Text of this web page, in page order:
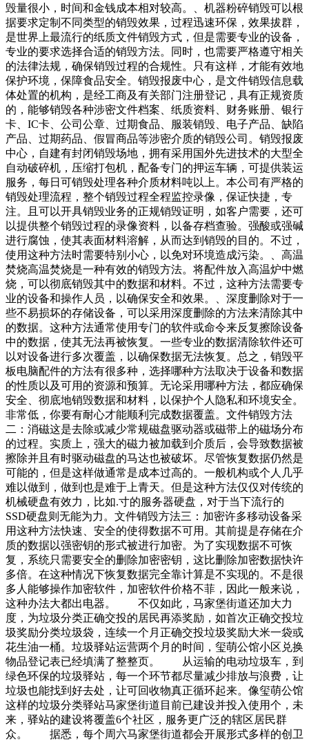
毁量很小，时间和金钱成本相对较高。、机器粉碎销毁可以根
据要求定制不同类型的销毁效果，过程迅速环保，效果拔群，
是世界上最流行的纸质文件销毁方式，但是需要专业的设备，
专业的要求选择合适的销毁方法。同时，也需要严格遵守相关
的法律法规，确保销毁过程的合规性。只有这样，才能有效地
保护环境，保障食品安全。销毁报废中心，是文件销毁信息载
体处置的机构，是经工商及有关部门注册登记，具有正规资质
的，能够销毁各种涉密文件档案、纸质资料、财务账册、银行
卡、IC卡、公司公章、过期食品、服装销毁、电子产品、缺陷
产品、过期药品、假冒商品等涉密介质的销毁公司。销毁报废
中心，自建有封闭销毁场地，拥有采用国外先进技术的大型全
自动破碎机，压缩打包机，配备专门的押运车辆，可提供装运
服务，每日可销毁处理各种介质材料吨以上。本公司有严格的
销毁处理流程，整个销毁过程全程监控录像，保证快捷，专
注。且可以开具销毁业务的正规销毁证明，如客户需要，还可
以提供整个销毁过程的录像资料，以备存档查验。强酸或强碱
进行腐蚀，使其表面材料溶解，从而达到销毁的目的。不过，
使用这种方法时需要特别小心，以免对环境造成污染。、高温
焚烧高温焚烧是一种有效的销毁方法。将配件放入高温炉中燃
烧，可以彻底销毁其中的数据和材料。不过，这种方法需要专
业的设备和操作人员，以确保安全和效果。、深度删除对于一
些不易损坏的存储设备，可以采用深度删除的方法来清除其中
的数据。这种方法通常使用专门的软件或命令来反复擦除设备
中的数据，使其无法再被恢复。一些专业的数据清除软件还可
以对设备进行多次覆盖，以确保数据无法恢复。总之，销毁平
板电脑配件的方法有很多种，选择哪种方法取决于设备和数据
的性质以及可用的资源和预算。无论采用哪种方法，都应确保
安全、彻底地销毁数据和材料，以保护个人隐私和环境安全。
非常低，你要有耐心才能顺利完成数据覆盖。文件销毁方法
二：消磁这是去除或减少常规磁盘驱动器或磁带上的磁场分布
的过程。实质上，强大的磁力被加载到介质后，会导致数据被
擦除并且有时驱动磁盘的马达也被破坏。尽管恢复数据仍然是
可能的，但是这样做通常是成本过高的。一般机构或个人几乎
难以做到，做到也是难于上青天。但是这种方法仅仅对传统的
机械硬盘有效力，比如.寸的服务器硬盘，对于当下流行的
SSD硬盘则无能为力。文件销毁方法三：加密许多移动设备采
用这种方法快速、安全的使得数据不可用。其前提是存储在介
质的数据以强密钥的形式被进行加密。为了实现数据不可恢
复，系统只需要安全的删除加密密钥，这比删除加密数据快许
多倍。在这种情况下恢复数据完全靠计算是不实现的。不是很
多人能够操作加密软件，加密软件价格不菲，因此一般来说，
这种办法大都出电器。 不仅如此，马家堡街道还加大力
度，为垃圾分类正确交投的居民再添奖励，如首次正确交投垃
圾奖励分类垃圾袋，连续一个月正确交投垃圾奖励大米一袋或
花生油一桶。垃圾驿站运营两个月的时间，玺萌公馆小区兑换
物品登记表已经填满了整整页。 从运输的电动垃圾车，到
绿色环保的垃圾驿站，每一个环节都尽量减少排放与浪费，让
垃圾也能找到好去处，让可回收物真正循环起来。像玺萌公馆
这样的垃圾分类驿站马家堡街道目前已建设并投入使用个，未
来，驿站的建设将覆盖6个社区，服务更广泛的辖区居民群
众。 据悉，每个周六马家堡街道都会开展形式多样的创卫